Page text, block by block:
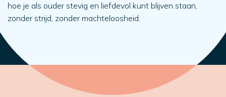
hoe je als ouder stevig en liefdevol kunt blijven staan,
zonder strijd, zonder machteloosheid.